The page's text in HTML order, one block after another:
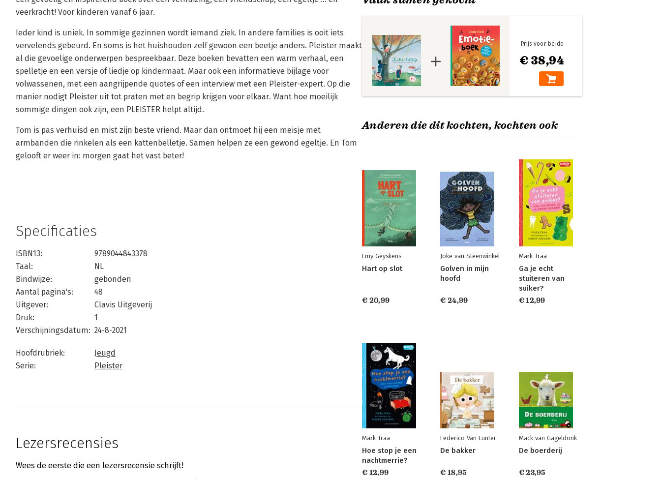
veerkracht! Voor kinderen vanaf 6 jaar.
Ieder kind is uniek. In sommige gezinnen wordt iemand ziek. In andere families is ooit iets
vervelends gebeurd. En soms is het huishouden zelf gewoon een beetje anders. Pleister maakt
al die gevoelige onderwerpen bespreekbaar. Deze boeken bevatten een warm verhaal, een
spelletje en een versje of liedje op kindermaat. Maar ook een informatieve bijlage voor
volwassenen, met een aangrijpende quotes of een interview met een Pleister-expert. Op die
manier nodigt Pleister uit tot praten met en begrip krijgen voor elkaar. Want hoe moeilijk
sommige dingen ook zijn, een PLEISTER helpt altijd.
Tom is pas verhuisd en mist zijn beste vriend. Maar dan ontmoet hij een meisje met
armbanden die rinkelen als een kattenbelletje. Samen helpen ze een gewond egeltje. En Tom
gelooft er weer in: morgen gaat het vast beter!
Specificaties
ISBN13:
9789044843378
Taal:
NL
Bindwijze:
gebonden
Aantal pagina's:
48
Uitgever:
Clavis Uitgeverij
Druk:
1
Verschijningsdatum: 24-8-2021
Hoofdrubriek:
Jeugd
Serie:
Pleister
Lezersrecensies
Wees de eerste die een lezersrecensie schrijft!
€ 38,94
Prijs voor beide
Anderen die dit kochten, kochten ook
Emy Geyskens
Hart op slot
€ 20,99
Joke van Steenwinkel
Golven in mijn
hoofd
€ 24,99
Mark Traa
Ga je echt
stuiteren van
suiker?
€ 12,99
Mark Traa
Hoe stop je een
nachtmerrie?
€ 12,99
Federico Van Lunter
De bakker
€ 18,95
Mack van Gageldonk
De boerderij
€ 23,95